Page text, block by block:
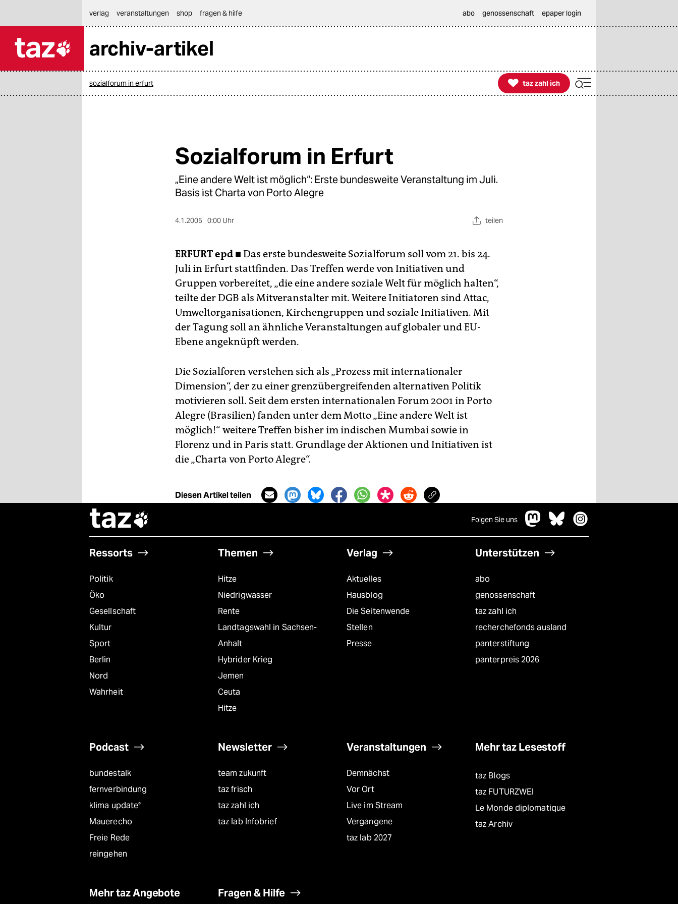
themen
verlag
veranstaltungen shop fragen & hilfe abo genossenschaft epaper login
archiv-artikel
sozialforum in erfurt 
taz zahl ich
taz zahl ich
Sozialforum in Erfurt
„Eine andere Welt ist möglich“: Erste bundesweite Veranstaltung im Juli.
Basis ist Charta von Porto Alegre
4.1.2005 0:00 Uhr teilen
ERFURTepd ■ Das erste bundesweite Sozialforum soll vom 21. bis 24.
Juli in Erfurt stattfinden. Das Treffen werde von Initiativen und
Gruppen vorbereitet, „die eine andere soziale Welt für möglich halten“,
teilte der DGB als Mitveranstalter mit. Weitere Initiatoren sind Attac,
Umweltorganisationen, Kirchengruppen und soziale Initiativen. Mit
der Tagung soll an ähnliche Veranstaltungen auf globaler und EU-
Ebene angeknüpft werden.
Die Sozialforen verstehen sich als „Prozess mit internationaler
Dimension“, der zu einer grenzübergreifenden alternativen Politik
motivieren soll. Seit dem ersten internationalen Forum 2001 in Porto
Alegre (Brasilien) fanden unter dem Motto „Eine andere Welt ist
möglich!“ weitere Treffen bisher im indischen Mumbai sowie in
Florenz und in Paris statt. Grundlage der Aktionen und Initiativen ist
die „Charta von Porto Alegre“.
Diesen Artikel teilen
taz Folgen Sie uns
Ressorts
Politik
Öko
Gesellschaft
Kultur
Sport
Berlin
Nord
Wahrheit
Themen
Hitze
Niedrigwasser
Rente
Landtagswahl in Sachsen-
Anhalt
Hybrider Krieg
Jemen
Ceuta
Hitze
Verlag
Aktuelles
Hausblog
Die Seitenwende
Stellen
Presse
Unterstützen
abo
genossenschaft
taz zahl ich
recherchefonds ausland
panterstiftung
panterpreis 2026
Podcast
bundestalk
fernverbindung
klima update°
Mauerecho
Freie Rede
reingehen
Newsletter
team zukunft
taz frisch
taz zahl ich
taz lab Infobrief
Veranstaltungen
Demnächst
Vor Ort
Live im Stream
Vergangene
taz lab 2027
Mehr taz Lesestoff
taz Blogs
taz FUTURZWEI
Le Monde diplomatique
taz Archiv
Mehr taz Angebote Fragen & Hilfe